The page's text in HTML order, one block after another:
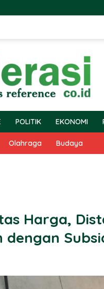
POLITIK EKONOMI
Olahraga Budaya
Harga,
dengan